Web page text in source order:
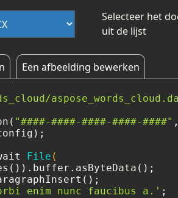
Selecteer het
uit de lijst
Een afbeelding bewerken
"####-####-####-####-####"
File (
enim nunc faucibus a.' ;